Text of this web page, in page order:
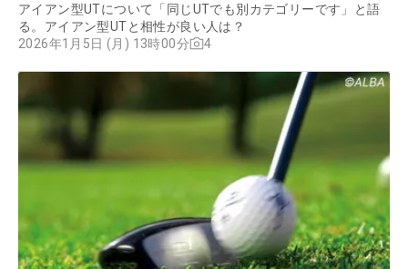
アイアン型UTについて「同じUTでも別カテゴリーです」と語
る。アイアン型UTと相性が良い人は？
2026年1月5日 (月) 13時00分
4